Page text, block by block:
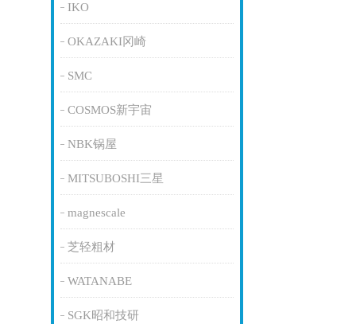
IKO
OKAZAKI冈崎
SMC
COSMOS新宇宙
NBK锅屋
MITSUBOSHI三星
magnescale
芝轻粗材
WATANABE
SGK昭和技研